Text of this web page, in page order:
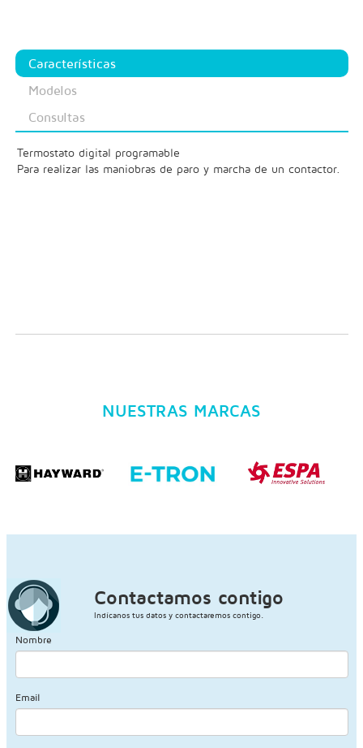
Características
Modelos
Consultas
Termostato digital programable
Para realizar las maniobras de paro y marcha de un contactor.
NUESTRAS MARCAS
Contactamos contigo
Indícanos tus datos y contactaremos contigo.
Nombre
Email